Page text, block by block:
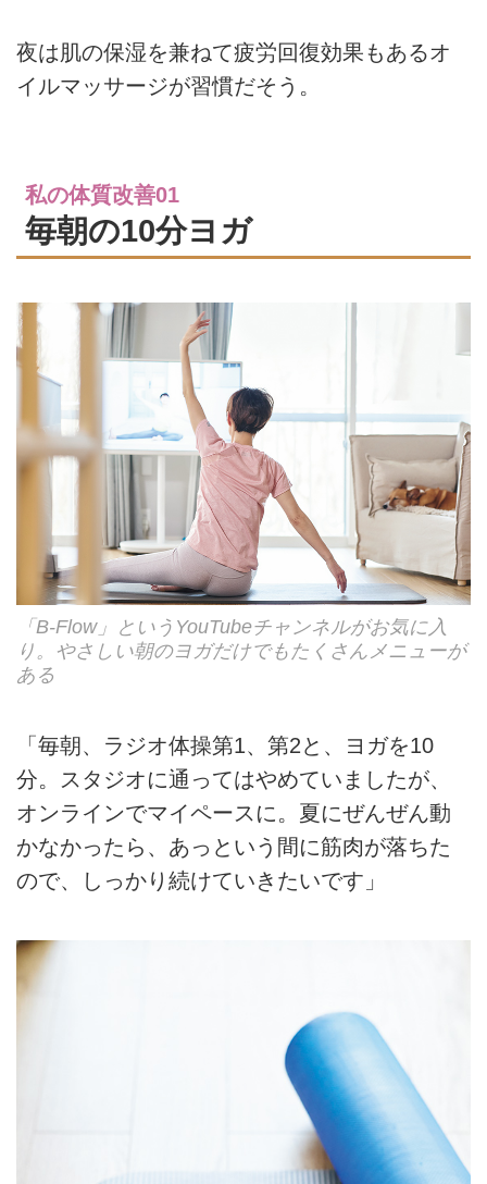
夜は肌の保湿を兼ねて疲労回復効果もあるオ
イルマッサージが習慣だそう。
私の体質改善01
毎朝の10分ヨガ
「B-Flow」というYouTubeチャンネルがお気に入
り。やさしい朝のヨガだけでもたくさんメニューが
ある
「毎朝、ラジオ体操第1、第2と、ヨガを10
分。スタジオに通ってはやめていましたが、
オンラインでマイペースに。夏にぜんぜん動
かなかったら、あっという間に筋肉が落ちた
ので、しっかり続けていきたいです」